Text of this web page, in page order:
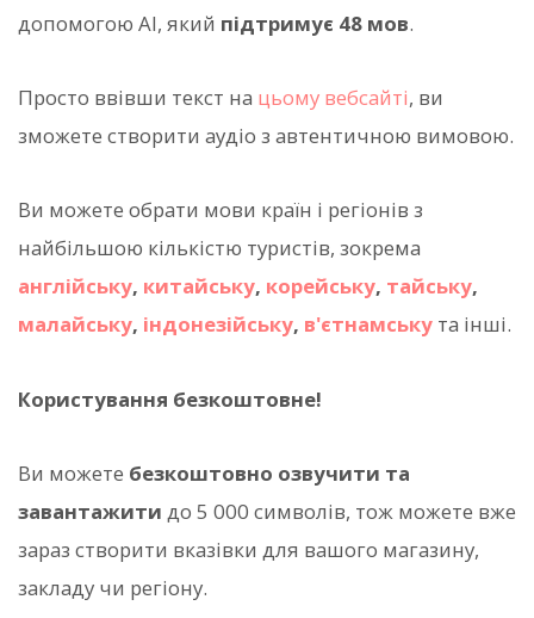
допомогою AI, який підтримує 48 мов.
Просто ввівши текст на цьому вебсайті, ви
зможете створити аудіо з автентичною вимовою.
Ви можете обрати мови країн і регіонів з
найбільшою кількістю туристів, зокрема
англійську, китайську, корейську, тайську,
малайську, індонезійську, в'єтнамську та інші.
Користування безкоштовне!
Ви можете безкоштовно озвучити та
завантажити до 5 000 символів, тож можете вже
зараз створити вказівки для вашого магазину,
закладу чи регіону.